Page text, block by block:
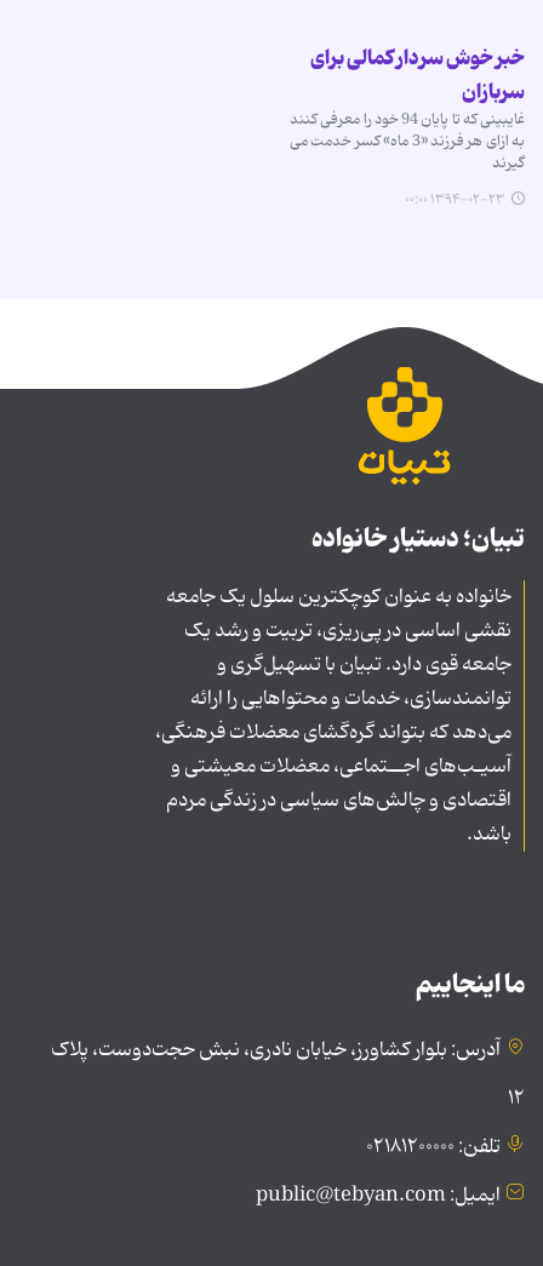
خبر خوش سردار کمالی برای
سربازان
غایبینی که تا پایان 94 خود را معرفی کنند
به ازای هر فرزند «3 ماه» کسر خدمت می
گیرند
۱۳۹۴-۰۲-۲۳ ۰۰:۰۰
تبیان؛ دستیار خانواده
خانواده به عنوان کوچکترین سلول یک جامعه
نقشی اساسی در پی‌ریزی، تربیت و رشد یک
جامعه قوی دارد. تبیان با تسهیل‌گری و
توانمندسازی، خدمات و محتواهایی را ارائه
می‌دهد که بتواند گره‌گشای معضلات فرهنگی،
آسیـب‌های اجــتماعی، معضلات معیشتی و
اقتصادی و چالش‌های سیاسی در زندگی مردم
باشد.
ما اینجاییم
آدرس: بلوار کشاورز، خیابان نادری، نبش حجت‌دوست، پلاک
۱۲
تلفن: ۰۲۱۸۱۲۰۰۰۰۰
ایمیل: public@tebyan.com